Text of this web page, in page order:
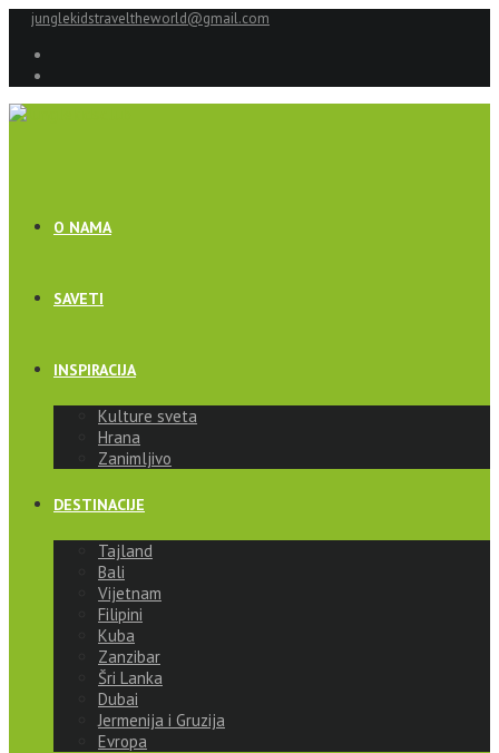
junglekidstraveltheworld@gmail.com
O NAMA
SAVETI
INSPIRACIJA
Kulture sveta
Hrana
Zanimljivo
DESTINACIJE
Tajland
Bali
Vijetnam
Filipini
Kuba
Zanzibar
Šri Lanka
Dubai
Jermenija i Gruzija
Evropa